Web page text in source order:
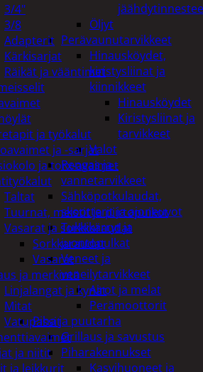
Öljyt
Perävaunutarvikkeet
Hinausköydet,
kiristysliinat ja
kiinnikkeet
Hinausköydet
Kiristysliinat ja
tarvikkeet
Valot
Rengas ja -
vannetarvikkeet
Sähköpotkulaudat,
skootterit ja ajoneuvot
Tukkikärryt ja
juontopulkat
Veneet ja
veneilytarvikkeet
Airot ja melat
Perämoottorit
Piha ja puutarha
Grillaus ja savustus
Piharakennukset
Kasvihuoneet ja
3/4"
3/8
Adapterit
Kärkisarjat
Räikät ja vääntimet
ja työkalut
ja -sarjat
ja torx-avaimet
Taltat
Tuurnat, meistit ja piirtopuikot
Vasarat ja sorkkaraudat
Sorkkaraudat
Vasarat
ja merkintä
Linjalangat ja kynät
Mitat
Vatupassit
ja niitit
ja leikkurit